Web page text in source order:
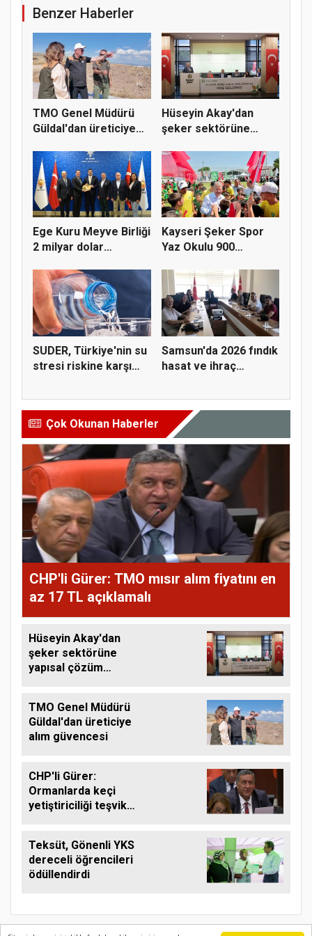
Benzer Haberler
TMO Genel Müdürü
Güldal'dan üreticiye
Hüseyin Akay'dan
şeker sektörüne
Ege Kuru Meyve Birliği
2 milyar dolar
Kayseri Şeker Spor
Yaz Okulu 900
SUDER, Türkiye'nin su
stresi riskine karşı
Samsun'da 2026 fındık
hasat ve ihraç
Çok Okunan Haberler
CHP'li Gürer: TMO mısır alım fiyatını en
az 17 TL açıklamalı
Hüseyin Akay'dan
şeker sektörüne
yapısal çözüm
TMO Genel Müdürü
Güldal'dan üreticiye
alım güvencesi
CHP'li Gürer:
Ormanlarda keçi
yetiştiriciliği teşvik
Teksüt, Gönenli YKS
dereceli öğrencileri
ödüllendirdi